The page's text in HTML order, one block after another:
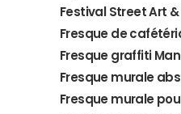
Festival Street Art
Fresque de
Fresque graffiti
Fresque murale
Fresque murale